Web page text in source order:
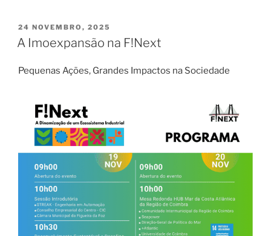
PUBLICADO
EM
24 NOVEMBRO, 2025
A Imoexpansão na F!Next
Pequenas Ações, Grandes Impactos na Sociedade